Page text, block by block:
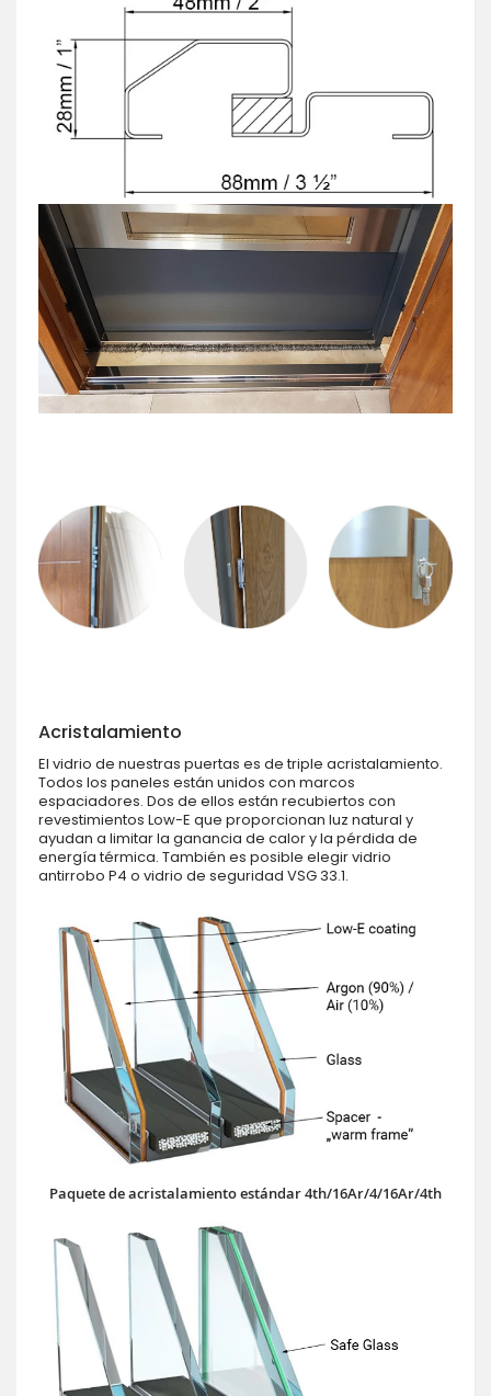
Acristalamiento
El vidrio de nuestras puertas es de triple acristalamiento.
Todos los paneles están unidos con marcos
espaciadores. Dos de ellos están recubiertos con
revestimientos Low-E que proporcionan luz natural y
ayudan a limitar la ganancia de calor y la pérdida de
energía térmica. También es posible elegir vidrio
antirrobo P4 o vidrio de seguridad VSG 33.1.
Paquete de acristalamiento estándar 4th/16Ar/4/16Ar/4th